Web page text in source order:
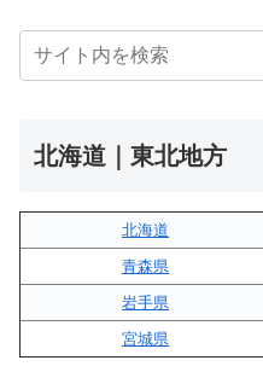
北海道｜東北地方
北海道
青森県
岩手県
宮城県